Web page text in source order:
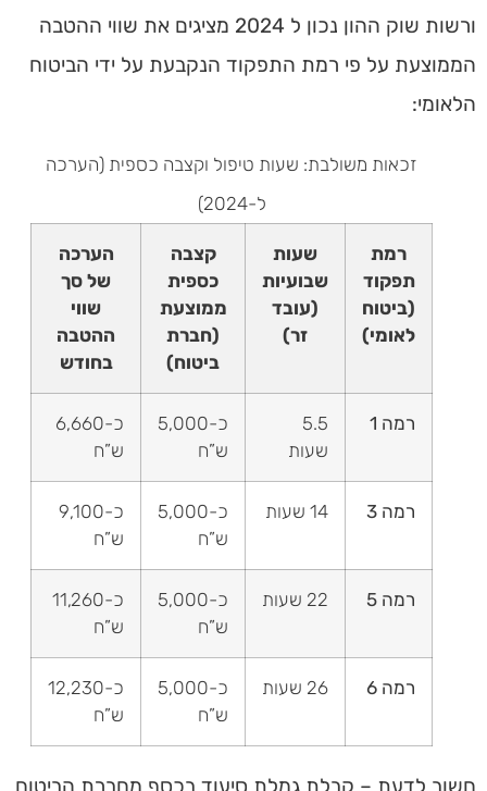
ורשות שוק ההון נכון ל 2024 מציגים את שווי ההטבה
הממוצעת על פי רמת התפקוד הנקבעת על ידי הביטוח
הלאומי:
זכאות משולבת: שעות טיפול וקצבה כספית (הערכה
ל-2024)
רמת
תפקוד
(ביטוח
לאומי)
שעות
שבועיות
(עובד
זר)
קצבה
כספית
ממוצעת
(חברת
ביטוח)
הערכה
של סך
שווי
ההטבה
בחודש
רמה 1
5.5
שעות
כ-5,000
ש”ח
כ-6,660
ש”ח
רמה 3 14 שעות
כ-5,000
ש”ח
כ-9,100
ש”ח
רמה 5 22 שעות
כ-5,000
ש”ח
כ-11,260
ש”ח
רמה 6 26 שעות
כ-5,000
ש”ח
כ-12,230
ש”ח